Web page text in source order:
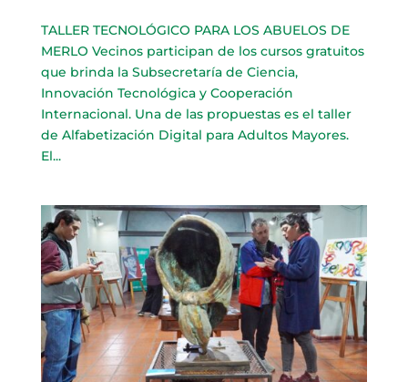
TALLER TECNOLÓGICO PARA LOS ABUELOS DE
MERLO Vecinos participan de los cursos gratuitos
que brinda la Subsecretaría de Ciencia,
Innovación Tecnológica y Cooperación
Internacional. Una de las propuestas es el taller
de Alfabetización Digital para Adultos Mayores.
El...